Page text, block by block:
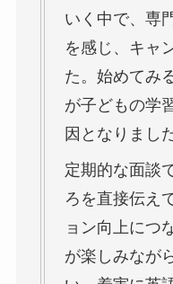
いく中で、専
を感じ、キャ
た。始めてみ
が子どもの学
因となりました
定期的な面談
ろを直接伝え
ョン向上につ
が楽しみなが